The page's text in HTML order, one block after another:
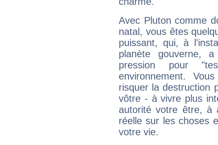
Avec Pluton comme
natal, vous êtes
puissant, qui, à
planète gouverne,
pression pour
environnement.
risquer la destruction
vôtre - à vivre plus
autorité votre être, à
réelle sur les choses
votre vie.